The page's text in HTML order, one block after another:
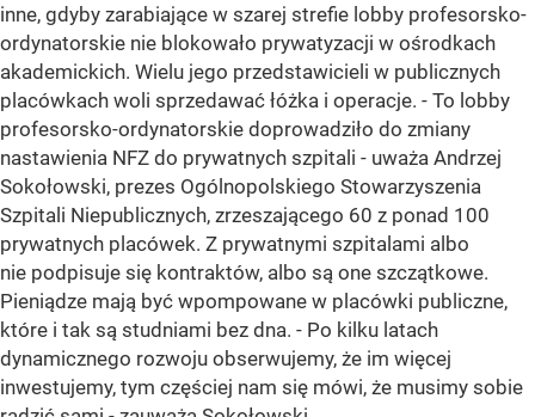
inne, gdyby zarabiające w szarej strefie lobby profesorsko-
ordynatorskie nie blokowało prywatyzacji w ośrodkach
akademickich. Wielu jego przedstawicieli w publicznych
placówkach woli sprzedawać łóżka i operacje. - To lobby
profesorsko-ordynatorskie doprowadziło do zmiany
nastawienia NFZ do prywatnych szpitali - uważa Andrzej
Sokołowski, prezes Ogólnopolskiego Stowarzyszenia
Szpitali Niepublicznych, zrzeszającego 60 z ponad 100
prywatnych placówek. Z prywatnymi szpitalami albo
nie podpisuje się kontraktów, albo są one szczątkowe.
Pieniądze mają być wpompowane w placówki publiczne,
które i tak są studniami bez dna. - Po kilku latach
dynamicznego rozwoju obserwujemy, że im więcej
inwestujemy, tym częściej nam się mówi, że musimy sobie